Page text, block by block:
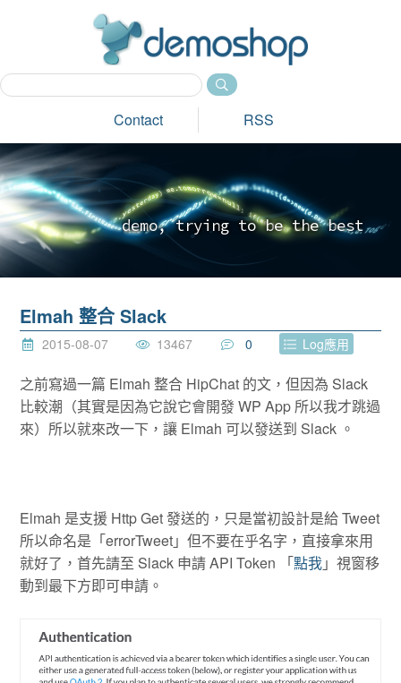
Contact RSS
demo, tryi ng to be the best_
Elmah 整合 Slack
2015-08-07 13467 0 Log應用
之前寫過一篇 Elmah 整合 HipChat 的文，但因為 Slack
比較潮（其實是因為它說它會開發 WP App 所以我才跳過
來）所以就來改一下，讓 Elmah 可以發送到 Slack 。
Elmah 是支援 Http Get 發送的，只是當初設計是給 Tweet
所以命名是「errorTweet」但不要在乎名字，直接拿來用
就好了，首先請至 Slack 申請 API Token 「點我」視窗移
動到最下方即可申請。